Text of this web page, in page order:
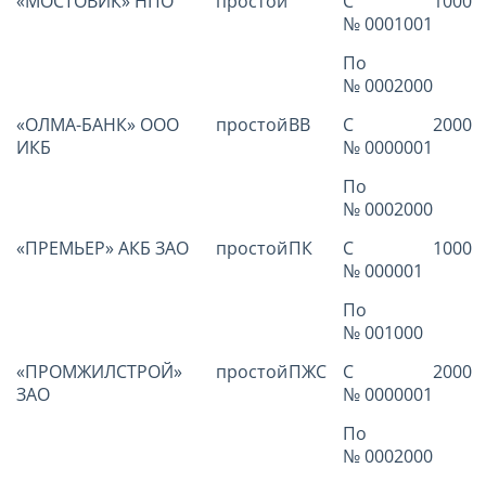
№ 0001001
По
№ 0002000
«ОЛМА-БАНК» ООО
ИКБ
простойВВ
С
№ 0000001
2000
По
№ 0002000
«ПРЕМЬЕР» АКБ ЗАО
простойПК
С
№ 000001
1000
По
№ 001000
«ПРОМЖИЛСТРОЙ»
ЗАО
простойПЖС
С
№ 0000001
2000
По
№ 0002000